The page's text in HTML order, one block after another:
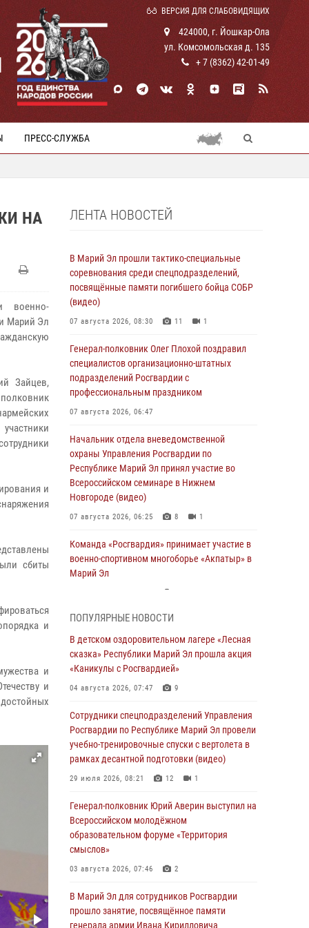
ВЕРСИЯ ДЛЯ СЛАБОВИДЯЩИХ
424000, г. Йошкар-Ола
ул. Комсомольская д. 135
+ 7 (8362) 42-01-49
ПРЕСС-СЛУЖБА
НА
военно-
Марий Эл
Зайцев,
и
сбиты
и
и
и
ЛЕНТА НОВОСТЕЙ
В Марий Эл прошли тактико-специальные
соревнования среди спецподразделений,
посвящённые памяти погибшего бойца СОБР
(видео)
07 августа 2026, 08:30 11 1
Генерал-полковник Олег Плохой поздравил
специалистов организационно-штатных
подразделений Росгвардии с
профессиональным праздником
07 августа 2026, 06:47
Начальник отдела вневедомственной
охраны Управления Росгвардии по
Республике Марий Эл принял участие во
Всероссийском семинаре в Нижнем
Новгороде (видео)
07 августа 2026, 06:25 8 1
Команда «Росгвардия» принимает участие в
военно-спортивном многоборье «Акпатыр» в
Марий Эл
Представитель вневедомственной охраны
Управления Росгвардии по Республике
Марий Эл принял участие в учебно-
методическом сборе Росгвардии в Ижевске
06 августа 2026, 09:37 10
В Марий Эл сотрудники ЛРР Росгвардии за
прошедший месяц провели более 90
проверок мест хранения гражданского
06 августа 2026, 08:00
В Марий Эл сотрудники вневедомственной
охраны Росгвардии за прошедший месяц
задержали 19 нарушителей
05 августа 2026, 09:44
прошло занятие, посвящённое памяти
генерала армии Ивана Кирилловича
ПОПУЛЯРНЫЕ НОВОСТИ
В детском оздоровительном лагере «Лесная
сказка» Республики Марий Эл прошла акция
«Каникулы с Росгвардией»
04 августа 2026, 07:47 9
Сотрудники спецподразделений Управления
Росгвардии по Республике Марий Эл провели
учебно-тренировочные спуски с вертолета в
рамках десантной подготовки (видео)
29 июля 2026, 08:21 12 1
Генерал-полковник Юрий Аверин выступил на
Всероссийском молодёжном
образовательном форуме «Территория
смыслов»
03 августа 2026, 07:46 2
В Марий Эл для сотрудников Росгвардии
прошло занятие, посвящённое памяти
генерала армии Ивана Кирилловича